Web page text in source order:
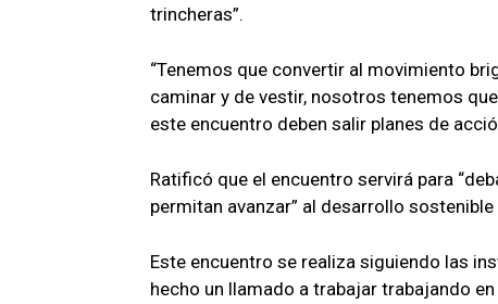
trincheras”.
“Tenemos que convertir al movimiento
caminar y de vestir, nosotros tenemos
este encuentro deben salir planes de
Ratificó que el encuentro servirá para
permitan avanzar” al desarrollo
Este encuentro se realiza siguiendo las
hecho un llamado a trabajar trabajando